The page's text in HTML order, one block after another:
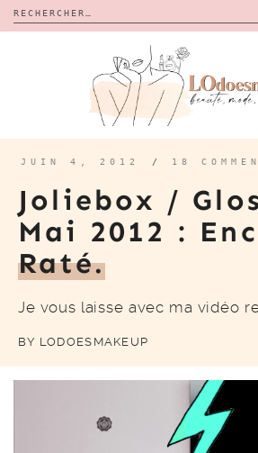
Rechercher :
CALENDRIERS DE L’AVENT
BON PLAN
À PROPOS
CONTACT
JUIN 4, 2012 / 18
Joliebox /
Mai 2012 :
Raté.
Je vous laisse avec ma vidéo
BY LODOESMAKEUP